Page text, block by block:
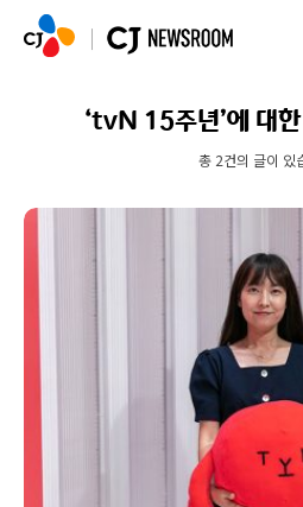
‘tvN 15주년’에 대
총 2건의 글이 있